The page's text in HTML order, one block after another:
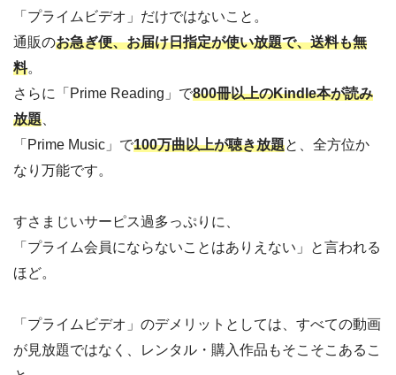
「プライムビデオ」だけではないこと。
通販のお急ぎ便、お届け日指定が使い放題で、送料も無
料。
さらに「Prime Reading」で800冊以上のKindle本が読み
放題
「Prime Music」で100万曲以上が聴き放題と、全方位か
なり万能です。
すさまじいサーピス過多っぷりに、
「プライム会員にならないことはありえない」と言われる
ほど。
「プライムビデオ」のデメリットとしては、すべての動画
が見放題ではなく、レンタル・購入作品もそこそこあるこ